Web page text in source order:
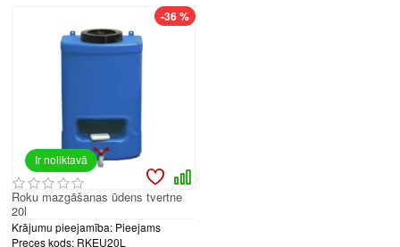
Ir noliktavā
-36 %
Krājumu pieejamība: Pieejams
Preces kods: RKEU20L
Roku mazgāšanas ūdens tvertne
20l